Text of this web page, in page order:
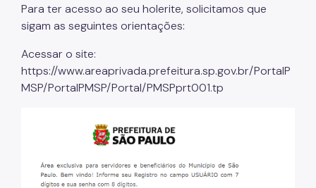
Para ter acesso ao seu holerite, solicitamos que
sigam as seguintes orientações:
Acessar o site:
https://www.areaprivada.prefeitura.sp.gov.br/PortalP
MSP/PortalPMSP/Portal/PMSPprt001.tp